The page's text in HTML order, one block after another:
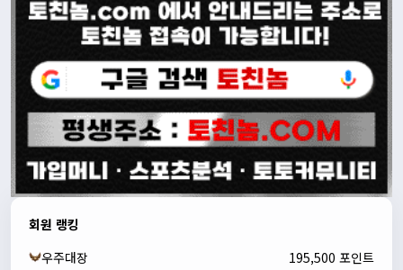
회원 랭킹
우주대장
195,500 포인트